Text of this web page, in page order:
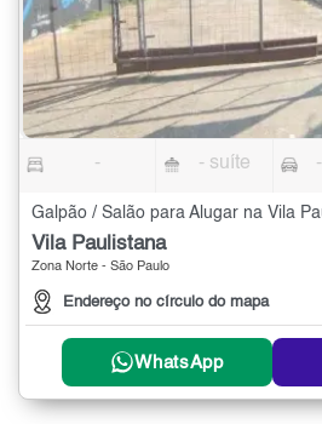
- - suíte
Galpão / Salão para Alugar na Vila
Vila Paulistana
Zona Norte - São Paulo
Endereço no círculo do mapa
WhatsApp